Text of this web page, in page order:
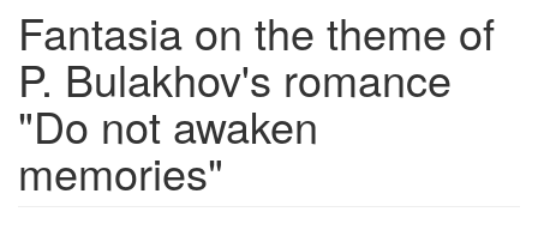
Fantasia on the theme of
P. Bulakhov's romance
"Do not awaken
memories"